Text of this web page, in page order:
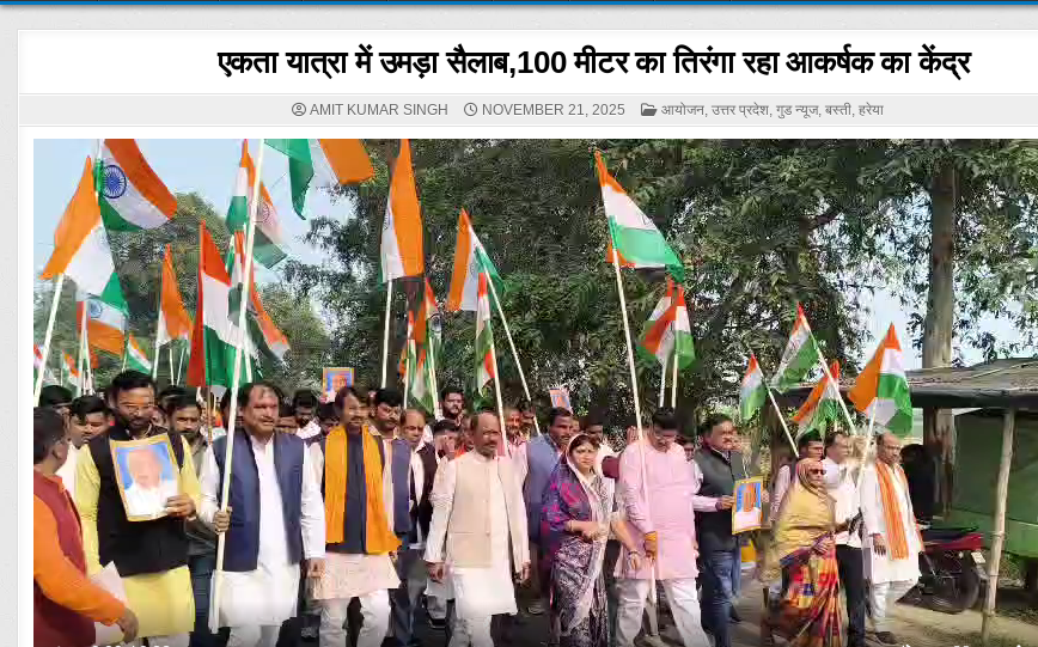
एकता यात्रा में उमड़ा सैलाब,100 मीटर का तिरंगा रहा आकर्षक का केंद्र
AMIT KUMAR SINGH NOVEMBER 21, 2025
POSTED
IN
आयोजन, उत्तर प्रदेश, गुड न्यूज, बस्ती, हरेया